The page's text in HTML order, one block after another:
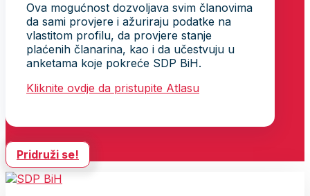
Ova mogućnost dozvoljava svim članovima
da sami provjere i ažuriraju podatke na
vlastitom profilu, da provjere stanje
plaćenih članarina, kao i da učestvuju u
anketama koje pokreće SDP BiH.
Kliknite ovdje da pristupite Atlasu
Pridruži se!